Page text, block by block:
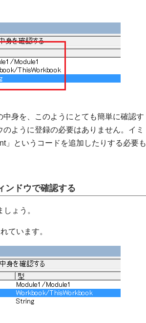
身を、このようにとても簡単に確認す
ように登録の必要はありません。イミ
」というコードを追加したりする必要も
ンドウで確認する
ょう。
ています。